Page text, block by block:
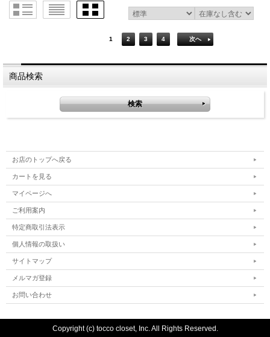
1 2 3 4 次へ
商品検索
お店のトップへ戻る
カートを見る
マイページへ
ご利用案内
特定商取引法表示
個人情報の取扱い
サイトマップ
メルマガ登録
お問い合わせ
Copyright (c) tocco closet, Inc. All Rights Reserved.